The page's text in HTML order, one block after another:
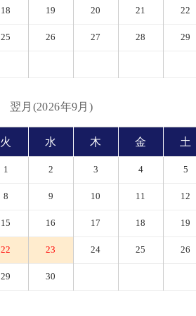
18 19 20 21 22
25 26 27 28 29
翌月(2026年9月)
火 水 木 金 土
1 2 3 4 5
8 9 10 11 12
15 16 17 18 19
22 23 24 25 26
29 30